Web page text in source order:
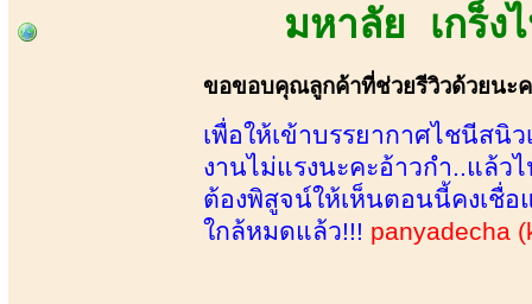
มหาลัย เกร็
ขอขอบคุณลูกค้าที่ช่วยรีวิวด้วยนะ
เพื่อให้เข้าบรรยากาศไชนีสนิ
งานไม่แรงนะคะอ้าวกำ..แล้ว
ต้องพิสูจน์ให้เห็นตอนนี้คงเชื่
ใกล้หมดแล้ว!!! panyadecha